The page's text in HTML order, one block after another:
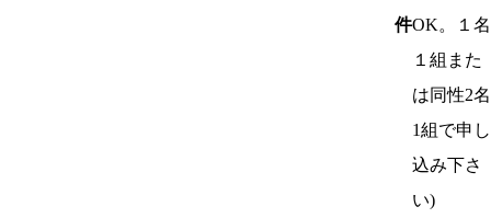
件OK。１名
１組また
は同性2名
1組で申し
込み下さ
い)